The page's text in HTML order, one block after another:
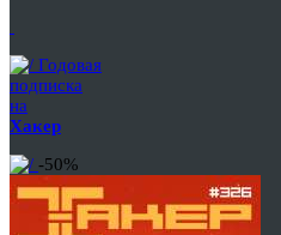
Годовая
подписка
на
Хакер
-50%